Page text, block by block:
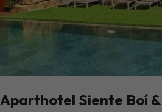
Aparthotel Siente Boí